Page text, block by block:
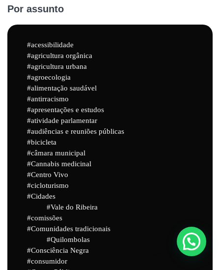
Por assunto
acessibilidade
agricultura orgânica
agricultura urbana
agroecologia
alimentação saudável
antirracismo
apresentações e estudos
atividade parlamentar
audiências e reuniões públicas
bicicleta
câmara municipal
Cannabis medicinal
Centro Vivo
cicloturismo
Cidades
Vale do Ribeira
comissões
Comunidades tradicionais
Quilombolas
Consciência Negra
consumidor
Powered byJoinchat